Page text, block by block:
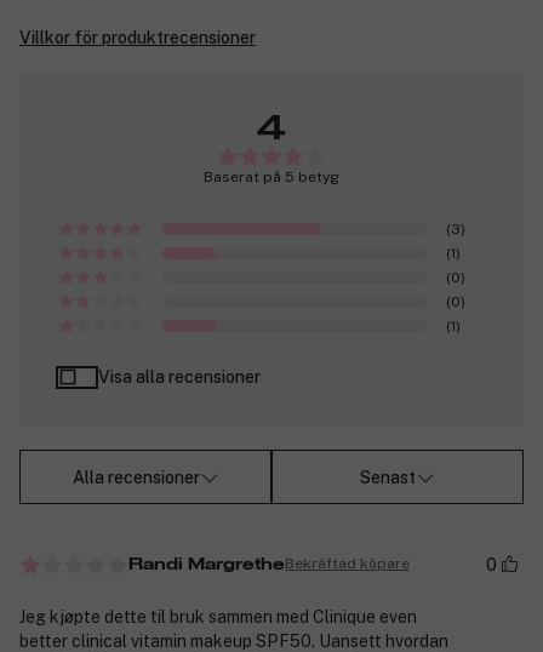
Villkor för produktrecensioner
4
Baserat på 5 betyg
(3)
(1)
(0)
(0)
(1)
Visa alla recensioner
Alla recensioner Senast
Randi MargretheBekräftad köpare 0
Jeg kjøpte dette til bruk sammen med Clinique even
better clinical vitamin makeup SPF50. Uansett hvordan